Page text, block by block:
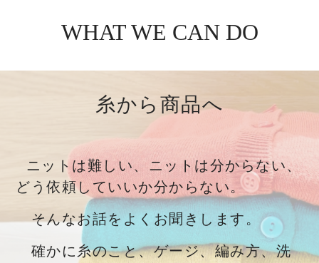
WHAT WE CAN DO
糸から商品へ
ニットは難しい、ニットは分からない、
どう依頼していいか分からない。
そんなお話をよくお聞きします。
確かに糸のこと、ゲージ、編み方、洗